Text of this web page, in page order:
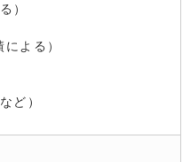
）
よる）
ど）